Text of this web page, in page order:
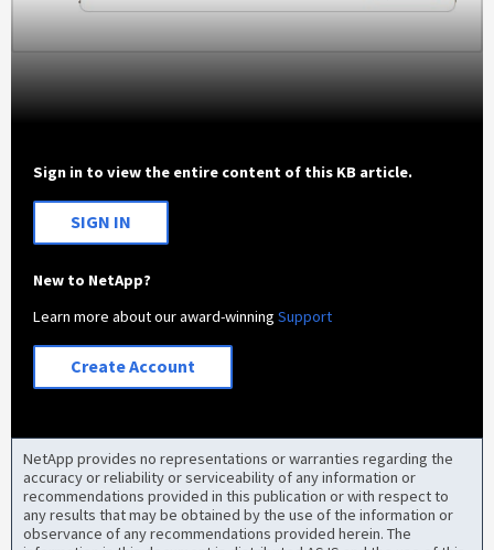
Sign in to view the entire content of this KB article.
SIGN IN
New to NetApp?
Learn more about our award-winningSupport
Create Account
NetApp provides no representations or warranties regarding the
accuracy or reliability or serviceability of any information or
recommendations provided in this publication or with respect to
any results that may be obtained by the use of the information or
observance of any recommendations provided herein. The